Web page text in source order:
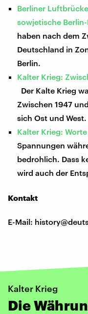
Berliner
sowjetische
haben nach dem
Deutschland in
Berlin.
Kalter Krieg:
Der Kalte Krieg
Zwischen 1947
sich Ost und West.
Kalter Krieg:
Spannungen
bedrohlich. Dass
wird auch der
Kontakt
E-Mail:
Kalter Krieg
Die